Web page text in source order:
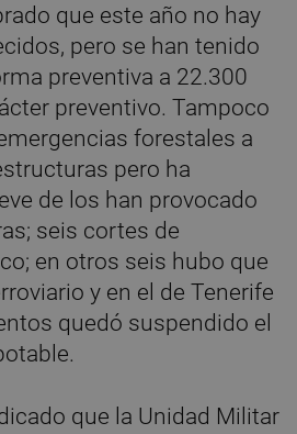
que este año no hay
pero se han tenido
preventiva a 22.300
preventivo. Tampoco
forestales a
pero ha
de los han provocado
seis cortes de
en otros seis hubo que
y en el de Tenerife
quedó suspendido el
que la Unidad Militar